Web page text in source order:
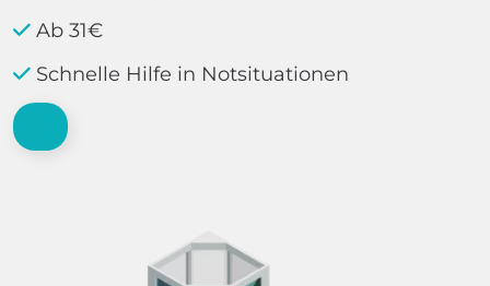
Ab 31€
Schnelle Hilfe in Notsituationen